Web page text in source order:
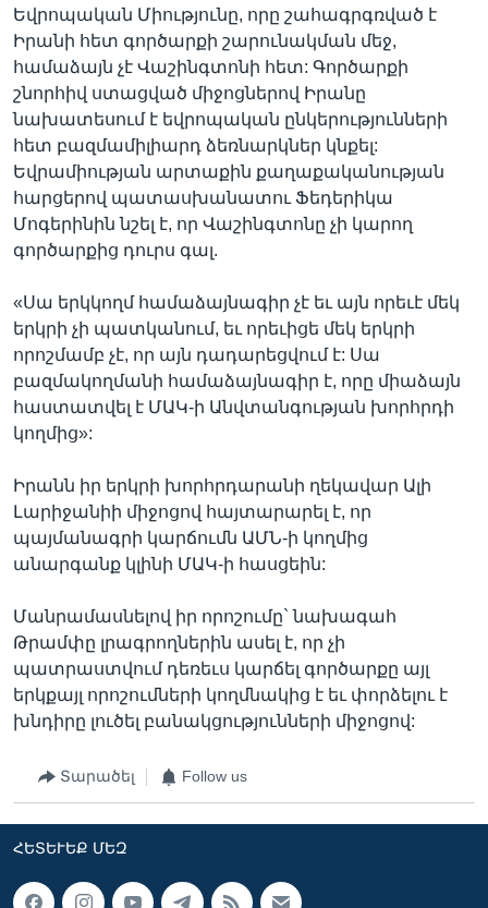
Եվրոպական Միությունը, որը շահագրգռված է
Իրանի հետ գործարքի շարունակման մեջ,
համաձայն չէ Վաշինգտոնի հետ: Գործարքի
շնորհիվ ստացված միջոցներով Իրանը
նախատեսում է եվրոպական ընկերությունների
հետ բազմամիլիարդ ձեռնարկներ կնքել:
Եվրամիության արտաքին քաղաքականության
հարցերով պատասխանատու Ֆեդերիկա
Մոգերինին նշել է, որ Վաշինգտոնը չի կարող
գործարքից դուրս գալ.
«Սա երկկողմ համաձայնագիր չէ եւ այն որեւէ մեկ
երկրի չի պատկանում, եւ որեւիցե մեկ երկրի
որոշմամբ չէ, որ այն դադարեցվում է: Սա
բազմակողմանի համաձայնագիր է, որը միաձայն
հաստատվել է ՄԱԿ-ի Անվտանգության խորհրդի
կողմից»:
Իրանն իր երկրի խորհրդարանի ղեկավար Ալի
Լարիջանիի միջոցով հայտարարել է, որ
պայմանագրի կարճումն ԱՄՆ-ի կողմից
անարգանք կլինի ՄԱԿ-ի հասցեին:
Մանրամասնելով իր որոշումը` նախագահ
Թրամփը լրագրողներին ասել է, որ չի
պատրաստվում դեռեւս կարճել գործարքը այլ
երկքայլ որոշումների կողմնակից է եւ փորձելու է
խնդիրը լուծել բանակցությունների միջոցով:
Տարածել Follow us
ՀԵՏԵՒԵՔ ՄԵԶ